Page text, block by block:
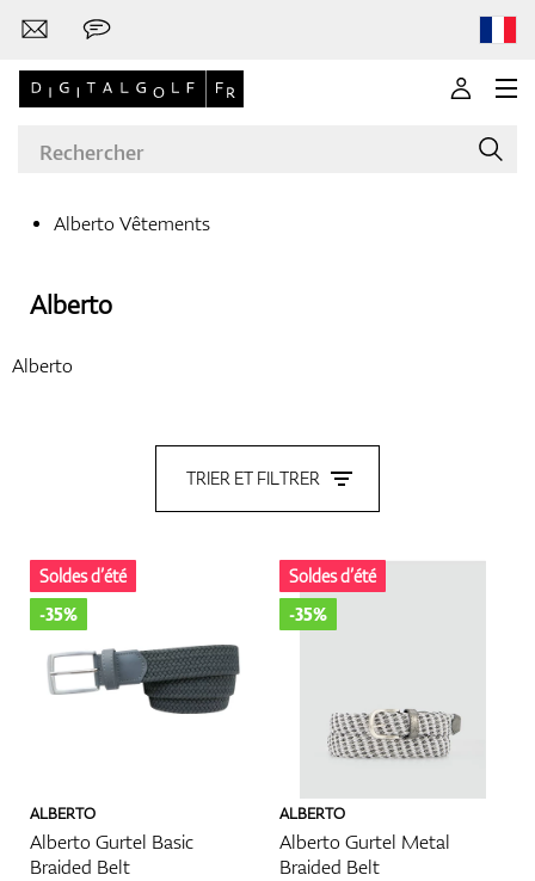
Chaussures
Balles
Alberto Vêtements
Alberto
Alberto
TRIER ET FILTRER
ALBERTO
Alberto Gurtel Basic
Braided Belt
Soldes d’été
-35%
ALBERTO
Alberto Gurtel Metal
Braided Belt
Soldes d’été
-35%